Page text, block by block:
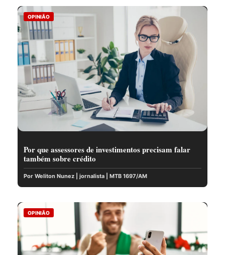
OPINIÃO
Por que assessores de investimentos precisam falar
também sobre crédito
Por Weliton Nunez | jornalista | MTB 1697/AM
OPINIÃO